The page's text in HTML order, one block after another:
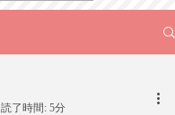
読了時間: 5分